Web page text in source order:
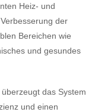
Heiz- und
der
Bereichen wie
und gesundes
das System
und einen